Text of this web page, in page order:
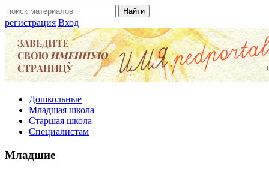
регистрация Вход
Дошкольные
Младшая школа
Старшая школа
Специалистам
Младшие